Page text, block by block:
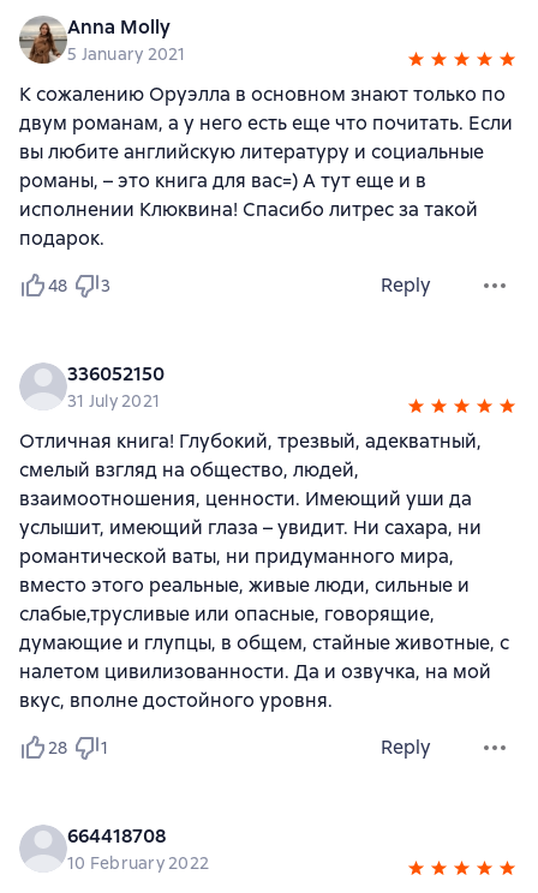
Anna Molly
5 January 2021
К сожалению Оруэлла в основном знают только по
двум романам, а у него есть еще что почитать. Если
вы любите английскую литературу и социальные
романы, – это книга для вас=) А тут еще и в
исполнении Клюквина! Спасибо литрес за такой
подарок.
48 3 Reply
336052150
31 July 2021
Отличная книга! Глубокий, трезвый, адекватный,
смелый взгляд на общество, людей,
взаимоотношения, ценности. Имеющий уши да
услышит, имеющий глаза – увидит. Ни сахара, ни
романтической ваты, ни придуманного мира,
вместо этого реальные, живые люди, сильные и
слабые,трусливые или опасные, говорящие,
думающие и глупцы, в общем, стайные животные, с
налетом цивилизованности. Да и озвучка, на мой
вкус, вполне достойного уровня.
28 1 Reply
664418708
10 February 2022